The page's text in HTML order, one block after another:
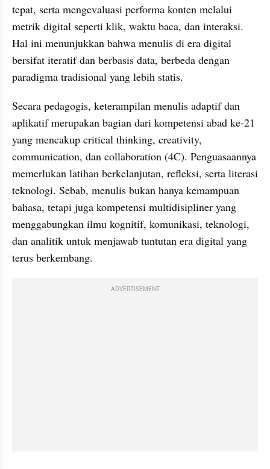
tepat, serta mengevaluasi performa konten melalui
metrik digital seperti klik, waktu baca, dan interaksi.
Hal ini menunjukkan bahwa menulis di era digital
bersifat iteratif dan berbasis data, berbeda dengan
paradigma tradisional yang lebih statis.
Secara pedagogis, keterampilan menulis adaptif dan
aplikatif merupakan bagian dari kompetensi abad ke-21
yang mencakup critical thinking, creativity,
communication, dan collaboration (4C). Penguasaannya
memerlukan latihan berkelanjutan, refleksi, serta literasi
teknologi. Sebab, menulis bukan hanya kemampuan
bahasa, tetapi juga kompetensi multidisipliner yang
menggabungkan ilmu kognitif, komunikasi, teknologi,
dan analitik untuk menjawab tuntutan era digital yang
terus berkembang.
ADVERTISEMENT